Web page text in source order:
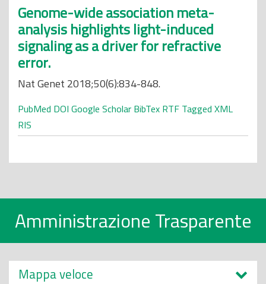
Genome-wide association meta-
analysis highlights light-induced
signaling as a driver for refractive
error.
Nat Genet 2018;50(6):834-848.
PubMed DOI Google Scholar BibTex RTF Tagged XML
RIS
Amministrazione Trasparente
Mappa veloce